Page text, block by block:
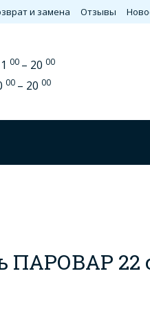
и замена Отзывы
00 – 20 00
00 – 20 00
ПАРОВАР 22